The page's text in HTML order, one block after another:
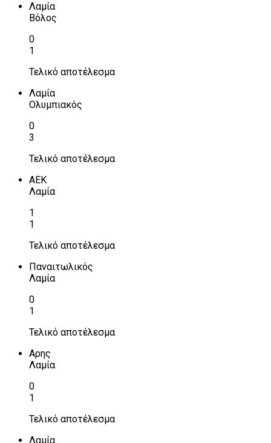
Λαμία
Βόλος
0
1
Τελικό αποτέλεσμα
Λαμία
Ολυμπιακός
0
3
Τελικό αποτέλεσμα
ΑΕΚ
Λαμία
1
1
Τελικό αποτέλεσμα
Παναιτωλικός
Λαμία
0
1
Τελικό αποτέλεσμα
Αρης
Λαμία
0
1
Τελικό αποτέλεσμα
Λαμία